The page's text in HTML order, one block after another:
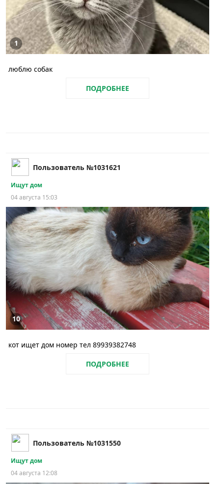
1
люблю собак
ПОДРОБНЕЕ
Пользователь №1031621
Ищут дом
04 августа 15:03
10
кот ищет дом номер тел 89939382748
ПОДРОБНЕЕ
Пользователь №1031550
Ищут дом
04 августа 12:08